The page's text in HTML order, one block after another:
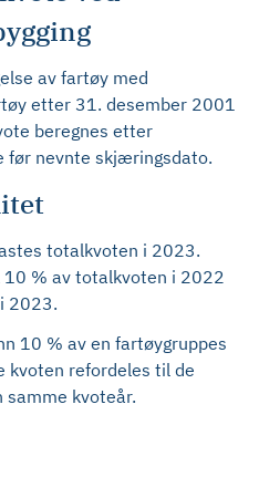
av fartøy med
etter 31. desember 2001
beregnes etter
før nevnte skjæringsdato.
totalkvoten i 2023.
% av totalkvoten i 2022
2023.
10 % av en fartøygruppes
kvoten refordeles til de
samme kvoteår.